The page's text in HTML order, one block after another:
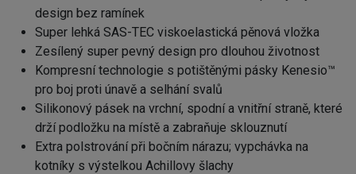
design bez ramínek
Super lehká SAS-TEC viskoelastická pěnová vložka
Zesílený super pevný design pro dlouhou životnost
Kompresní technologie s potištěnými pásky Kenesio™
pro boj proti únavě a selhání svalů
Silikonový pásek na vrchní, spodní a vnitřní straně, které
drží podložku na místě a zabraňuje sklouznutí
Extra polstrování při bočním nárazu; vypchávka na
kotníky s výstelkou Achillovy šlachy